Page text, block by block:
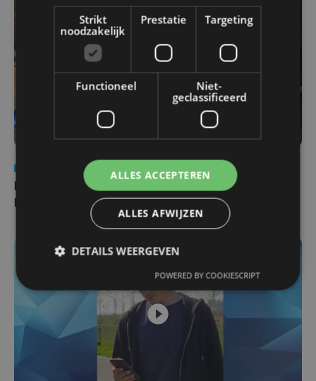
di 4 augustus | 09:32
Man en vrouw dood aangetroffen in woning in Sint-
Strikt
noodzakelijk
Prestatie Targeting
Functioneel
Niet-
geclassificeerd
ALLES ACCEPTEREN
ALLES AFWIJZEN
DETAILS WEERGEVEN
POWERED BY COOKIESCRIPT